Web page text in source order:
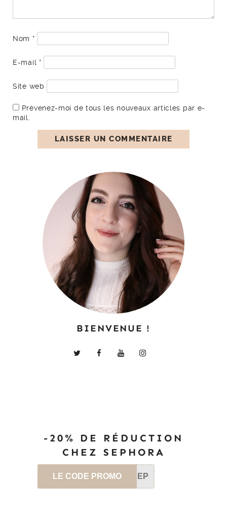
Nom *
E-mail *
Site web
Prévenez-moi de tous les nouveaux articles par e-
mail.
BIENVENUE !
-20% DE RÉDUCTION
CHEZ SEPHORA
LE CODE PROMO SEP